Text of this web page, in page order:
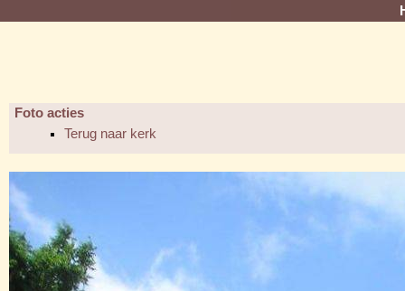
Foto acties
Terug naar kerk